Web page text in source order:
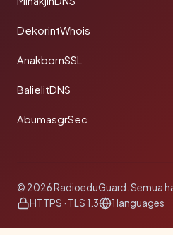
DekorintWhois
AnakbornSSL
BalielitDNS
AbumasgrSec
© 2026 RadioeduGuard. Semua
HTTPS · TLS 1.3
1 languages